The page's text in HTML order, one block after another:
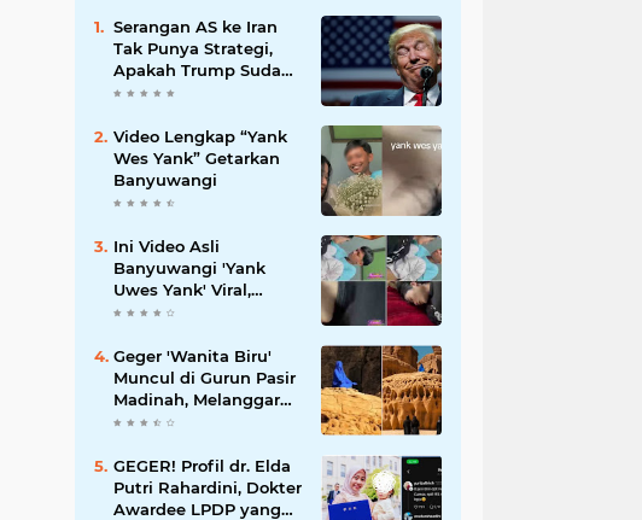
Serangan AS ke Iran
Tak Punya Strategi,
Apakah Trump Sudah
Putus Asa?
Video Lengkap “Yank
Wes Yank” Getarkan
Banyuwangi
Ini Video Asli
Banyuwangi 'Yank
Uwes Yank' Viral,
Pemeran Pria Muncul
Geger 'Wanita Biru'
Muncul di Gurun Pasir
Madinah, Melanggar
Tabu Syariat Selama
GEGER! Profil dr. Elda
Putri Rahardini, Dokter
Awardee LPDP yang